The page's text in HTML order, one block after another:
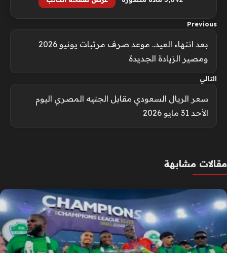
Previous
بعد انتهاء العيد.. موعد صرف مرتبات يونيو 2026
ومصير الزيادة الجديدة
التالي
سعر الريال السعودي مقابل الجنيه المصري اليوم
الأحد 31 مايو 2026
مقالات مشابهة